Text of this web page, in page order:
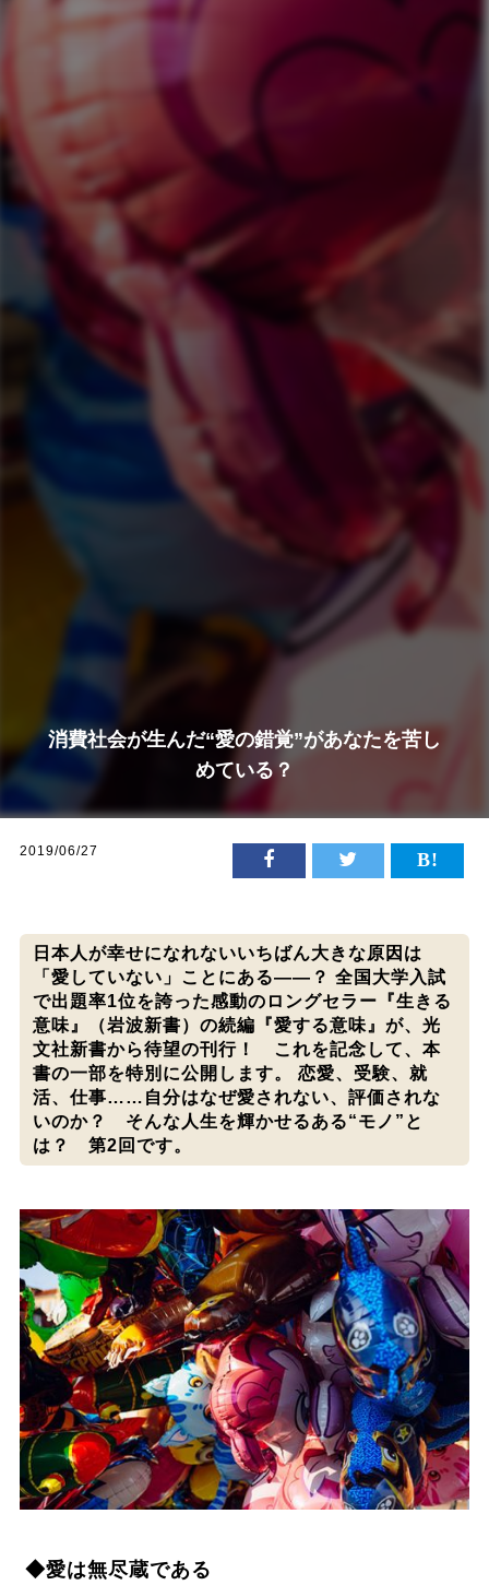
消費社会が生んだ“愛の錯覚”があなたを苦し
めている？
2019/06/27
日本人が幸せになれないいちばん大きな原因は
「愛していない」ことにある――？ 全国大学入試
で出題率1位を誇った感動のロングセラー『生きる
意味』（岩波新書）の続編『愛する意味』が、光
文社新書から待望の刊行！ これを記念して、本
書の一部を特別に公開します。 恋愛、受験、就
活、仕事……自分はなぜ愛されない、評価されな
いのか？ そんな人生を輝かせるある“モノ”と
は？ 第2回です。
◆愛は無尽蔵である